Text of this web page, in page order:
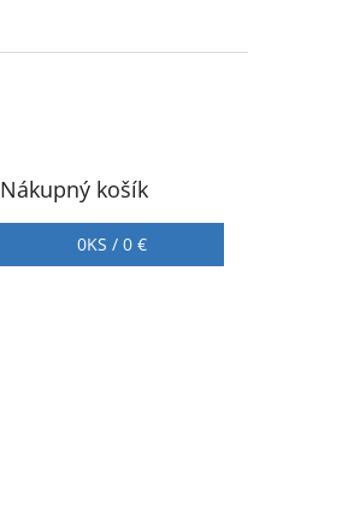
Nákupný košík
0KS /0 €